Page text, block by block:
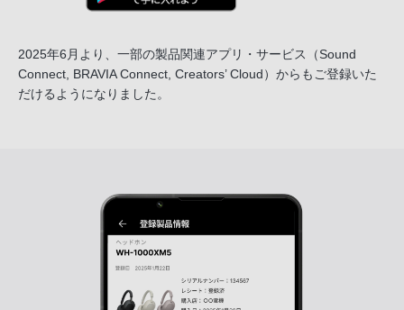
2025年6月より、一部の製品関連アプリ・サービス
（Sound
Connect, BRAVIA Connect, Creators’ Cloud）からもご登録いた
だけるようになりました。